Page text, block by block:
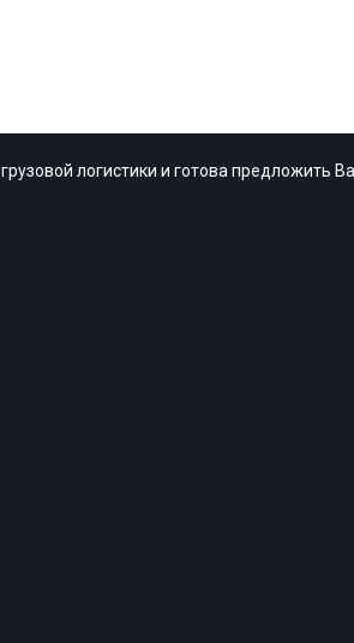
логистики и готова предложить